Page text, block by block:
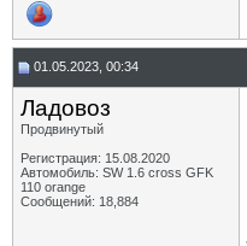
01.05.2023, 00:34
Ладовоз
Продвинутый
Регистрация: 15.08.2020
Автомобиль: SW 1.6 cross GFK
110 orange
Сообщений: 18,884